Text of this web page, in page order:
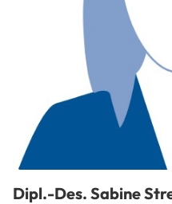
Dipl.-Des. Sabine